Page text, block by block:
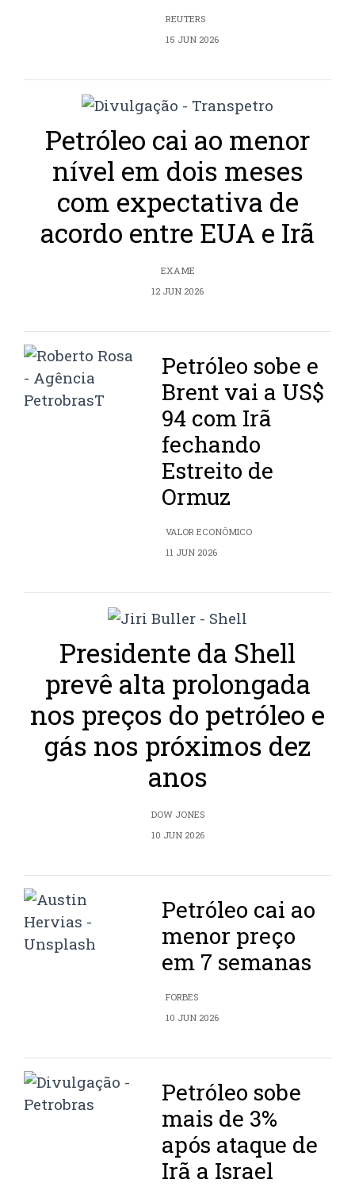
REUTERS
15 JUN 2026
Petróleo cai ao menor
nível em dois meses
com expectativa de
acordo entre EUA e Irã
EXAME
12 JUN 2026
Petróleo sobe e
Brent vai a US$
94 com Irã
fechando
Estreito de
Ormuz
VALOR ECONÔMICO
11 JUN 2026
Presidente da Shell
prevê alta prolongada
nos preços do petróleo e
gás nos próximos dez
anos
DOW JONES
10 JUN 2026
Petróleo cai ao
menor preço
em 7 semanas
FORBES
10 JUN 2026
Petróleo sobe
mais de 3%
após ataque de
Irã a Israel